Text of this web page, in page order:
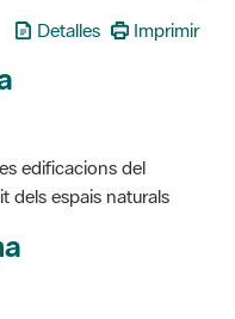
Detalles Imprimir
edificacions del
dels espais naturals